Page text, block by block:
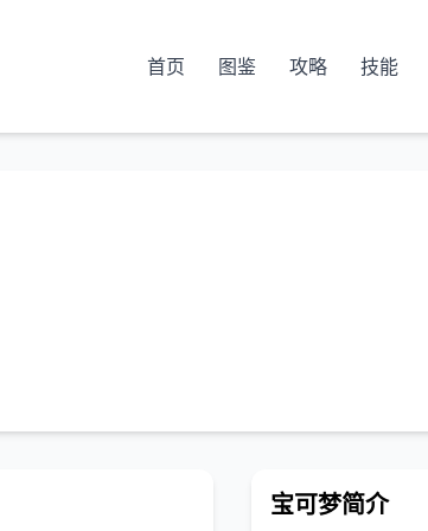
首页 图鉴 攻略 技能
宝可梦简介